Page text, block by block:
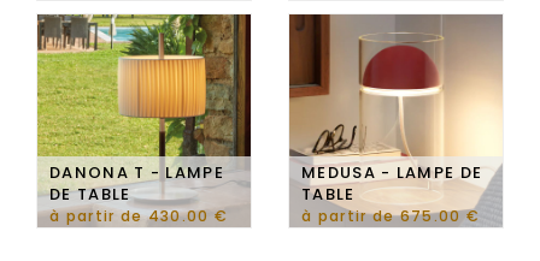
DANONA T - LAMPE
DE TABLE
à partir de 430.00 €
MEDUSA - LAMPE DE
TABLE
à partir de 675.00 €